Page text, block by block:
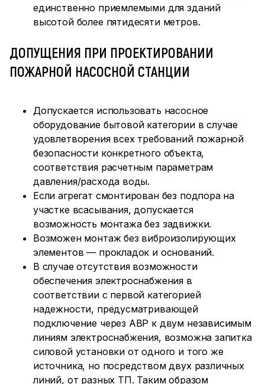
единственно приемлемыми для зданий
высотой более пятидесяти метров.
ДОПУЩЕНИЯ ПРИ ПРОЕКТИРОВАНИИ
ПОЖАРНОЙ НАСОСНОЙ СТАНЦИИ
Допускается использовать насосное
оборудование бытовой категории в случае
удовлетворения всех требований пожарной
безопасности конкретного объекта,
соответствия расчетным параметрам
давления/расхода воды.
Если агрегат смонтирован без подпора на
участке всасывания, допускается
возможность монтажа без задвижки.
Возможен монтаж без виброизолирующих
элементов — прокладок и оснований.
В случае отсутствия возможности
обеспечения электроснабжения в
соответствии с первой категорией
надежности, предусматривающей
подключение через АВР к двум независимым
линиям электроснабжения, возможна запитка
силовой установки от одного и того же
источника, но посредством двух различных
линий, от разных ТП. Таким образом